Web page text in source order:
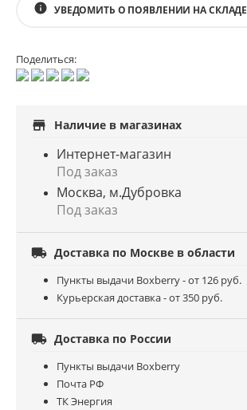
info УВЕДОМИТЬ О ПОЯВЛЕНИИ НА СКЛАДЕ
Поделиться:
store Наличие в магазинах
Интернет-магазин
Под заказ
Москва, м.Дубровка
Под заказ
 Доставка по Москве в области
Пункты выдачи Boxberry - от 126 руб.
Курьерская доставка - от 350 руб.
 Доставка по России
Пункты выдачи Boxberry
Почта РФ
ТК Энергия